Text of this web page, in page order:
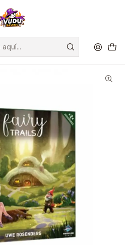
GRATIS a Regiones sobre
Fairy Trails - Español